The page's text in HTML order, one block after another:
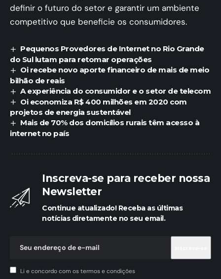
definir o futuro do setor e garantir um ambiente
competitivo que beneficie os consumidores.
Pequenos Provedores de Internet no Rio Grande
do Sul lutam para retomar operações
Oi recebe novo aporte financeiro de mais de meio
bilhão de reais
A experiência do consumidor e o setor de telecom
Oi economiza R$ 400 milhões em 2020 com
projetos de energia sustentável
Mais de 70% dos domicílios rurais têm acesso à
internet no país
Inscreva-se para receber nossa
Newsletter
Continue atualizado! Receba as últimas
notícias diretamente no seu email.
Li e concordo com os termos e condições